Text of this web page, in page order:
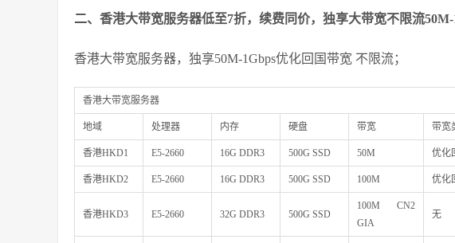
二、香港大带宽服务器低至7折，续费同价，独享大带宽不限流50M-
香港大带宽服务器，独享50M-1Gbps优化回国带宽 不限流；
香港大带宽服务器
地域 处理器 内存 硬盘 带宽 带宽
香港HKD1 E5-2660 16G DDR3 500G SSD 50M 优化
香港HKD2 E5-2660 16G DDR3 500G SSD 100M 优化
香港HKD3 E5-2660 32G DDR3 500G SSD
100M CN2
GIA
无